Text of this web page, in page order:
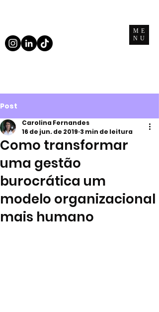
ME
NU
Post
Como transformar
uma gestão
burocrática um
modelo organizacional
mais humano
Carolina Fernandes
16 de jun. de 2019 3 min de leitura